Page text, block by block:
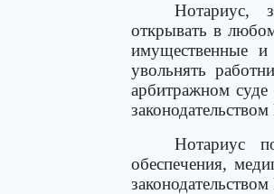
Нотариус,
открывать в
имущественные
увольнять
арбитражном суде
Нотариус
обеспечения,